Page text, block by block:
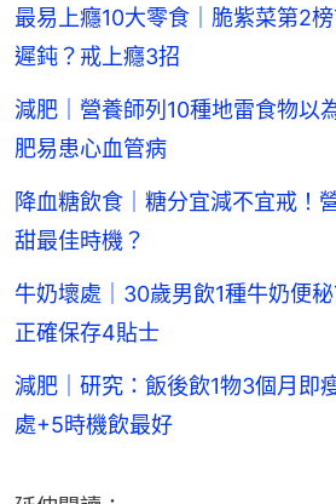
最易上癮10大零食｜脆紫菜第2
遲鈍？戒上癮3招
減肥｜營養師列10種地雷食物
肥易患心血管病
降血糖飲食｜糖分宜減不宜戒！
甜最佳時機？
牛奶壞處｜30歲男飲1種牛奶便
正確保存4貼士
減肥｜研究：飯後飲1物3個月即
處+5時機飲最好